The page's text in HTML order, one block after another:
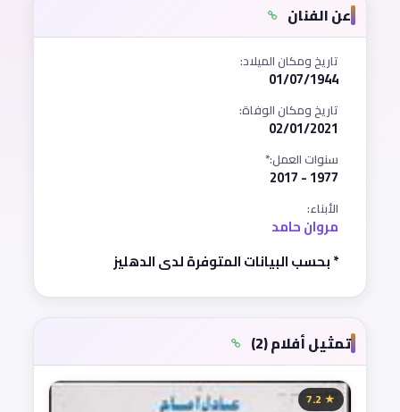
عن الفنان
تاريخ ومكان الميلاد:
01/07/1944
تاريخ ومكان الوفاة:
02/01/2021
سنوات العمل:*
1977 - 2017
الأبناء:
مروان حامد
* بحسب البيانات المتوفرة لدى الدهليز
تمثيل أفلام (2)
★ 7.2